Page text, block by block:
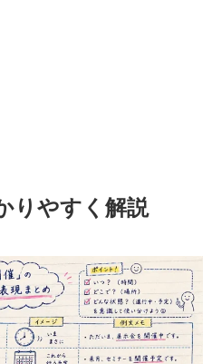
りやすく解説